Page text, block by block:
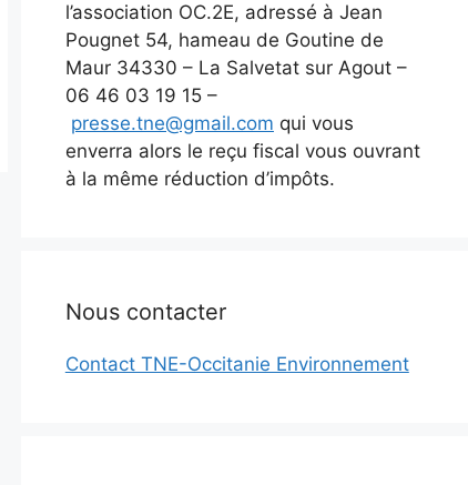
l’association OC.2E, adressé à Jean
Pougnet 54, hameau de Goutine de
Maur 34330 – La Salvetat sur Agout –
06 46 03 19 15 –
presse.tne@gmail.com qui vous
enverra alors le reçu fiscal vous ouvrant
à la même réduction d’impôts.
Nous contacter
Contact TNE-Occitanie Environnement